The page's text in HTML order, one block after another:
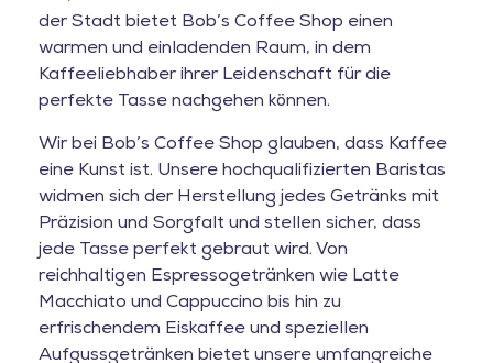
der Stadt bietet Bob’s Coffee Shop einen
warmen und einladenden Raum, in dem
Kaffeeliebhaber ihrer Leidenschaft für die
perfekte Tasse nachgehen können.
Wir bei Bob’s Coffee Shop glauben, dass Kaffee
eine Kunst ist. Unsere hochqualifizierten Baristas
widmen sich der Herstellung jedes Getränks mit
Präzision und Sorgfalt und stellen sicher, dass
jede Tasse perfekt gebraut wird. Von
reichhaltigen Espressogetränken wie Latte
Macchiato und Cappuccino bis hin zu
erfrischendem Eiskaffee und speziellen
Aufgussgetränken bietet unsere umfangreiche